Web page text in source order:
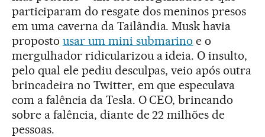
participaram do resgate dos meninos presos
em uma caverna da Tailândia. Musk havia
proposto usar um mini submarino e o
mergulhador ridicularizou a ideia. O insulto,
pelo qual ele pediu desculpas, veio após outra
brincadeira no Twitter, em que especulava
com a falência da Tesla. O CEO, brincando
sobre a falência, diante de 22 milhões de
pessoas.